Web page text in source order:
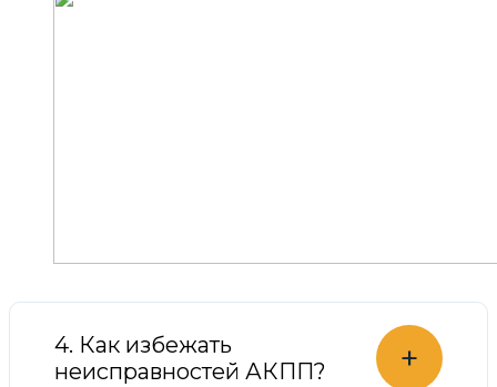
4. Как избежать
неисправностей АКПП?
+